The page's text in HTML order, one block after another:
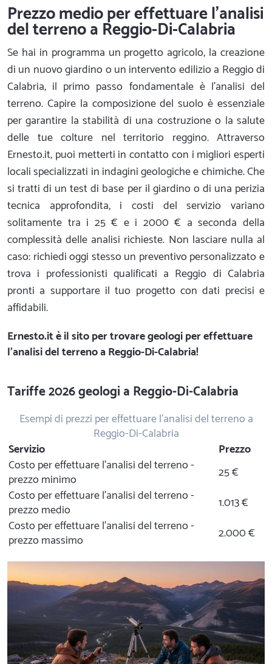
Prezzo medio per effettuare l'analisi
del terreno a Reggio-Di-Calabria
Se hai in programma un progetto agricolo, la creazione
di un nuovo giardino o un intervento edilizio a Reggio di
Calabria, il primo passo fondamentale è l'analisi del
terreno. Capire la composizione del suolo è essenziale
per garantire la stabilità di una costruzione o la salute
delle tue colture nel territorio reggino. Attraverso
Ernesto.it, puoi metterti in contatto con i migliori esperti
locali specializzati in indagini geologiche e chimiche. Che
si tratti di un test di base per il giardino o di una perizia
tecnica approfondita, i costi del servizio variano
solitamente tra i 25 € e i 2000 € a seconda della
complessità delle analisi richieste. Non lasciare nulla al
caso: richiedi oggi stesso un preventivo personalizzato e
trova i professionisti qualificati a Reggio di Calabria
pronti a supportare il tuo progetto con dati precisi e
affidabili.
Ernesto.itè il sito per trovare geologi per effettuare
l'analisi del terreno a Reggio-Di-Calabria!
Tariffe 2026 geologi a Reggio-Di-Calabria
Esempi di prezzi per effettuare l'analisi del terreno a
Reggio-Di-Calabria
Servizio
Prezzo
Costo per effettuare l'analisi del terreno -
prezzo minimo
25 €
Costo per effettuare l'analisi del terreno -
prezzo medio
1.013 €
Costo per effettuare l'analisi del terreno -
prezzo massimo
2.000 €